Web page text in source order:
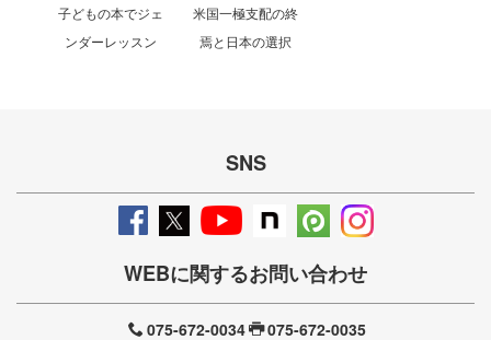
子どもの本でジェ
ンダーレッスン
米国一極支配の終
焉と日本の選択
SNS
WEBに関するお問い合わせ
075-672-0034 075-672-0035